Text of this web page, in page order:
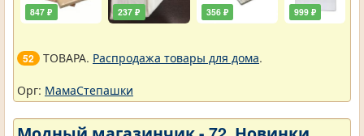
847 ₽ 237 ₽ 356 ₽ 999 ₽
52 ТОВАРА. Распродажа товары для дома.
Орг: МамаСтепашки